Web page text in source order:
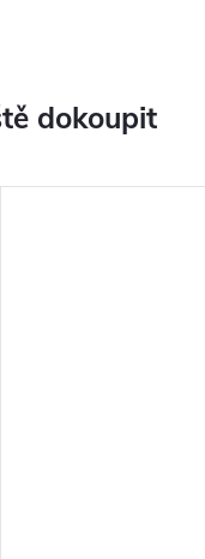
dokoupit